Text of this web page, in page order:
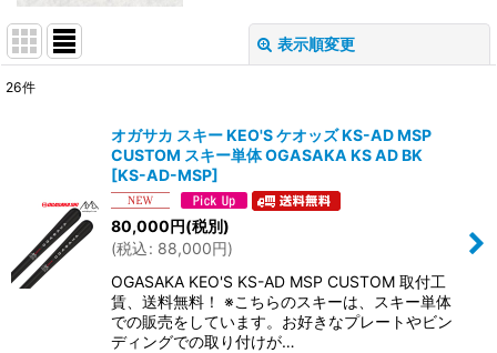
表示順変更
並び順:
絞り込む
26件
オガサカ スキー KEO'S ケオッズ KS-AD MSP
CUSTOM スキー単体 OGASAKA KS AD BK
[KS-AD-MSP]
80,000円(税別)
(税込: 88,000円)
OGASAKA KEO'S KS-AD MSP CUSTOM 取付工
賃、送料無料！ ※こちらのスキーは、スキー単体
での販売をしています。お好きなプレートやビン
ディングでの取り付けが…